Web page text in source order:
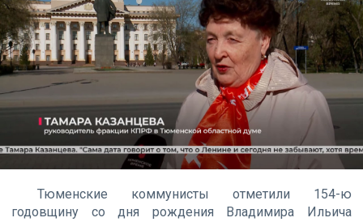
Тюменские коммунисты отметили 154-ю
годовщину со дня рождения Владимира Ильича